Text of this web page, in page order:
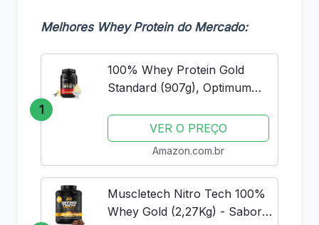
Melhores Whey Protein do Mercado:
1
100% Whey Protein Gold
Standard (907g), Optimum
VER O PREÇO
Amazon.com.br
Muscletech Nitro Tech 100%
Whey Gold (2,27Kg) - Sabor